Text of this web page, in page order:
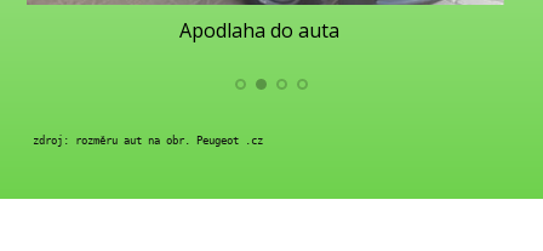
Apodlaha do auta
zdroj: rozměru aut na obr. Peugeot .cz